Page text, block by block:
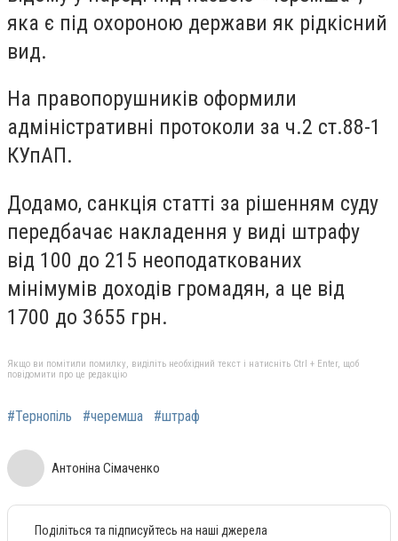
яка є під охороною держави як рідкісний
вид.
На правопорушників оформили
адміністративні протоколи за ч.2 ст.88-1
КУпАП.
Додамо, санкція статті за рішенням суду
передбачає накладення у виді штрафу
від 100 до 215 неоподаткованих
мінімумів доходів громадян, а це від
1700 до 3655 грн.
Якщо ви помітили помилку, виділіть необхідний текст і натисніть Ctrl + Enter, щоб
повідомити про це редакцію
#Тернопіль #черемша #штраф
Антоніна Сімаченко
Поділіться та підписуйтесь на наші джерела